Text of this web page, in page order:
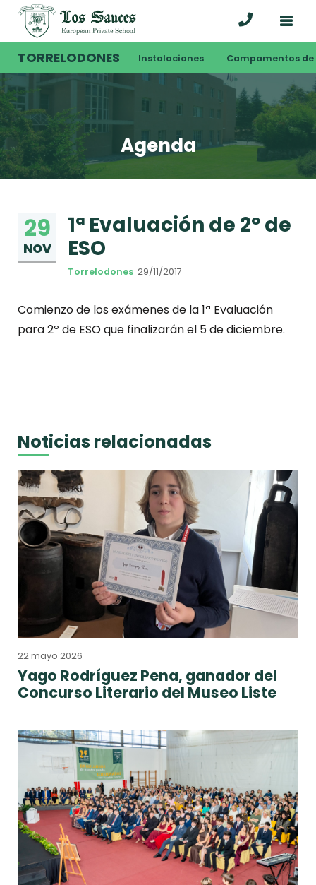
TORRELODONES Instalaciones Campamentos de
Agenda
29
NOV
1ª Evaluación de 2º de
ESO
Torrelodones 29/11/2017
Comienzo de los exámenes de la 1ª Evaluación
para 2º de ESO que finalizarán el 5 de diciembre.
Noticias relacionadas
22 mayo 2026
Yago Rodríguez Pena, ganador del
Concurso Literario del Museo Liste